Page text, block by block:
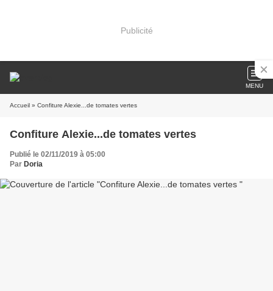
Publicité
MENU
Accueil » Confiture Alexie...de tomates vertes
Confiture Alexie...de tomates vertes
Publié le 02/11/2019 à 05:00
Par Doria